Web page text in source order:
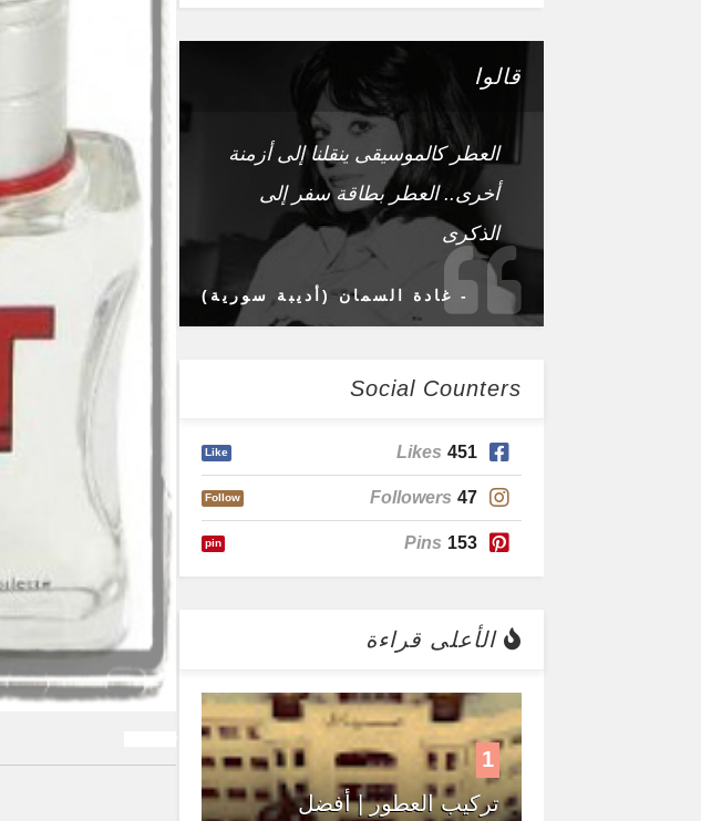
قالوا
العطر كالموسيقى ينقلنا إلى أزمنة
أخرى.. العطر بطاقة سفر إلى
الذكرى
- غادة السمان (أديبة سورية)
Social Counters
451
Likes
Like
47
Followers
Follow
153
Pins
pin
الأعلى قراءة
1
تركيب العطور | أفضل